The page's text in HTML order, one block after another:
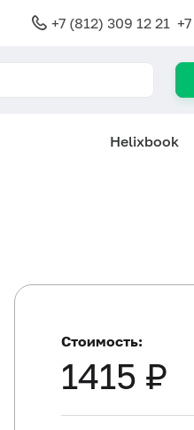
+7 (812) 309 12 21
Helixbook
Стоимость:
1415 ₽